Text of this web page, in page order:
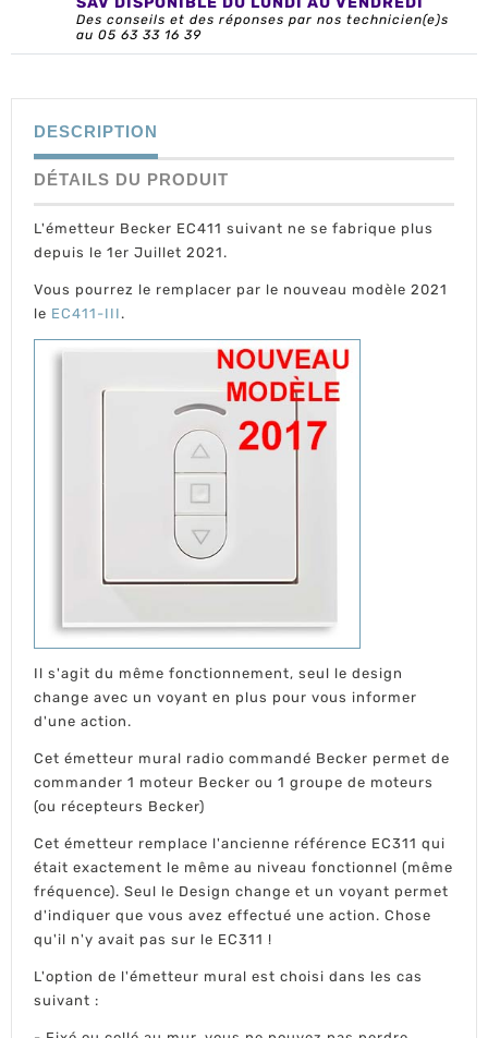
Des conseils et des réponses par nos technicien(e)s
au 05 63 33 16 39
DESCRIPTION
DÉTAILS DU PRODUIT
L'émetteur Becker EC411 suivant ne se fabrique plus
depuis le 1er Juillet 2021.
Vous pourrez le remplacer par le nouveau modèle 2021
le EC411-III .
Il s'agit du même fonctionnement, seul le design
change avec un voyant en plus pour vous informer
d'une action.
Cet émetteur mural radio commandé Becker permet de
commander 1 moteur Becker ou 1 groupe de moteurs
(ou récepteurs Becker)
Cet émetteur remplace l'ancienne référence EC311 qui
était exactement le même au niveau fonctionnel (même
fréquence). Seul le Design change et un voyant permet
d'indiquer que vous avez effectué une action. Chose
qu'il n'y avait pas sur le EC311 !
L'option de l'émetteur mural est choisi dans les cas
suivant :